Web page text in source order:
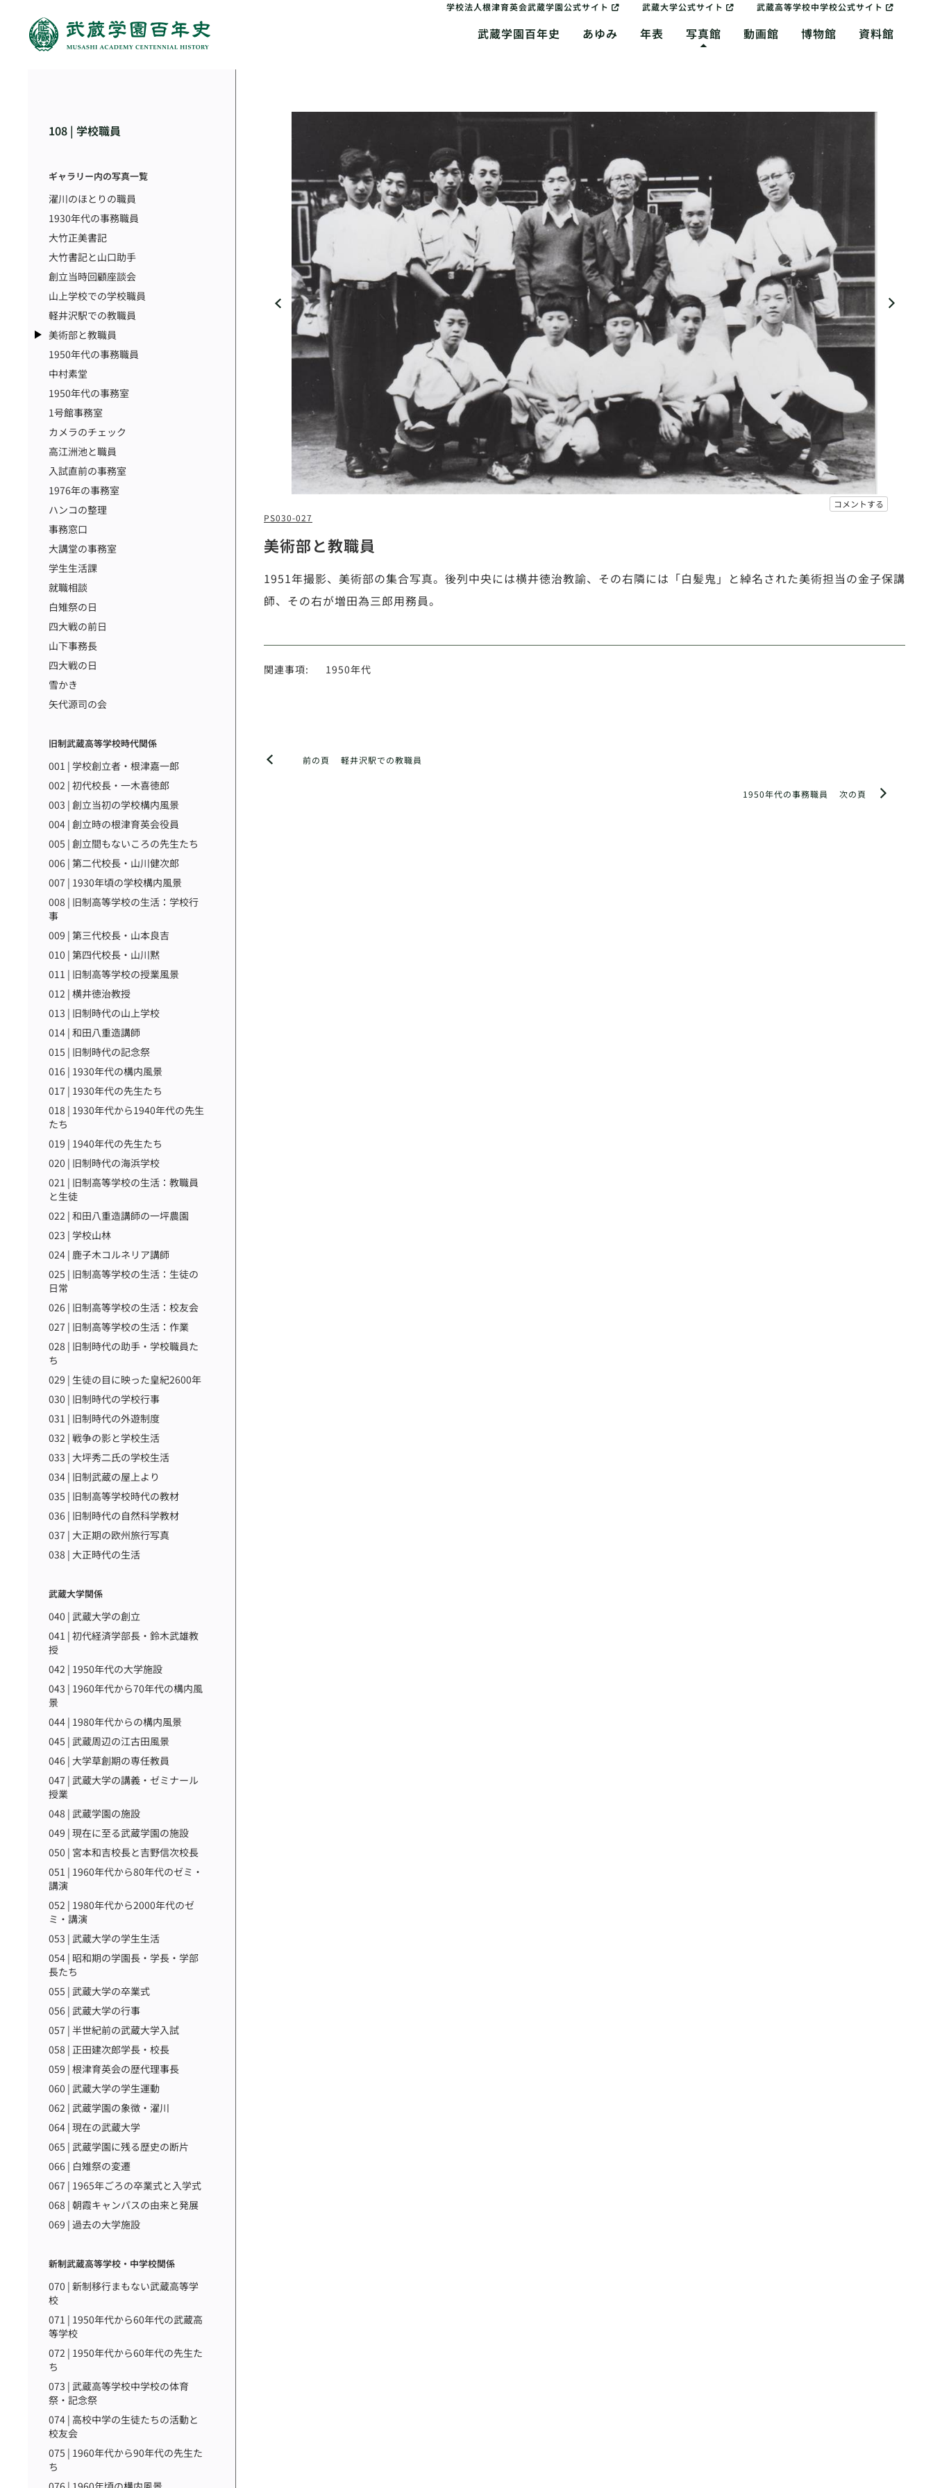
学校法人根津育英会武蔵学園公式サイト 武蔵大学公式サイト 武蔵高等学校中学校公式サイト
武蔵学園百年史 あゆみ 年表 写真館 動画館 博物館 資料館
108 | 学校職員
ギャラリー内の写真一覧
濯川のほとりの職員
1930年代の事務職員
大竹正美書記
大竹書記と山口助手
創立当時回顧座談会
山上学校での学校職員
軽井沢駅での教職員
美術部と教職員
1950年代の事務職員
中村素堂
1950年代の事務室
1号館事務室
カメラのチェック
高江洲池と職員
入試直前の事務室
1976年の事務室
ハンコの整理
事務窓口
大講堂の事務室
学生生活課
就職相談
白雉祭の日
四大戦の前日
山下事務長
四大戦の日
雪かき
矢代源司の会
旧制武蔵高等学校時代関係
001 | 学校創立者・根津嘉一郎
002 | 初代校長・一木喜徳郎
003 | 創立当初の学校構内風景
004 | 創立時の根津育英会役員
005 | 創立間もないころの先生たち
006 | 第二代校長・山川健次郎
007 | 1930年頃の学校構内風景
008 | 旧制高等学校の生活：学校行
事
009 | 第三代校長・山本良吉
010 | 第四代校長・山川黙
011 | 旧制高等学校の授業風景
012 | 横井徳治教授
013 | 旧制時代の山上学校
014 | 和田八重造講師
015 | 旧制時代の記念祭
016 | 1930年代の構内風景
017 | 1930年代の先生たち
018 | 1930年代から1940年代の先生
たち
019 | 1940年代の先生たち
020 | 旧制時代の海浜学校
021 | 旧制高等学校の生活：教職員
と生徒
022 | 和田八重造講師の一坪農園
023 | 学校山林
024 | 鹿子木コルネリア講師
025 | 旧制高等学校の生活：生徒の
日常
026 | 旧制高等学校の生活：校友会
027 | 旧制高等学校の生活：作業
028 | 旧制時代の助手・学校職員た
ち
029 | 生徒の目に映った皇紀2600年
030 | 旧制時代の学校行事
031 | 旧制時代の外遊制度
032 | 戦争の影と学校生活
033 | 大坪秀二氏の学校生活
034 | 旧制武蔵の屋上より
035 | 旧制高等学校時代の教材
036 | 旧制時代の自然科学教材
037 | 大正期の欧州旅行写真
038 | 大正時代の生活
武蔵大学関係
040 | 武蔵大学の創立
041 | 初代経済学部長・鈴木武雄教
授
042 | 1950年代の大学施設
043 | 1960年代から70年代の構内風
景
044 | 1980年代からの構内風景
045 | 武蔵周辺の江古田風景
046 | 大学草創期の専任教員
047 | 武蔵大学の講義・ゼミナール
授業
048 | 武蔵学園の施設
049 | 現在に至る武蔵学園の施設
050 | 宮本和吉校長と吉野信次校長
051 | 1960年代から80年代のゼミ・
講演
052 | 1980年代から2000年代のゼ
ミ・講演
053 | 武蔵大学の学生生活
054 | 昭和期の学園長・学長・学部
長たち
055 | 武蔵大学の卒業式
056 | 武蔵大学の行事
057 | 半世紀前の武蔵大学入試
058 | 正田建次郎学長・校長
059 | 根津育英会の歴代理事長
060 | 武蔵大学の学生運動
062 | 武蔵学園の象徴・濯川
064 | 現在の武蔵大学
065 | 武蔵学園に残る歴史の断片
066 | 白雉祭の変遷
067 | 1965年ごろの卒業式と入学式
068 | 朝霞キャンパスの由来と発展
069 | 過去の大学施設
新制武蔵高等学校・中学校関係
070 | 新制移行まもない武蔵高等学
校
071 | 1950年代から60年代の武蔵高
等学校
072 | 1950年代から60年代の先生た
ち
073 | 武蔵高等学校中学校の体育
祭・記念祭
074 | 高校中学の生徒たちの活動と
校友会
075 | 1960年代から90年代の先生た
ち
コメントする
PS030-027
美術部と教職員
1951年撮影、美術部の集合写真。後列中央には横井徳治教諭、その右隣には「白髪鬼」と綽名された美術担当の金子保講
師、その右が増田為三郎用務員。
関連事項: 1950年代
前の頁 軽井沢駅での教職員
次の頁
1950年代の事務職員